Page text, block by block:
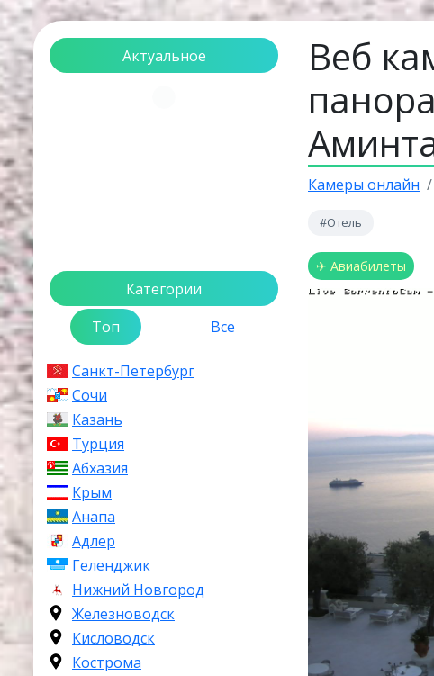
Актуальное
Категории
Топ
Все
Санкт-Петербург
Сочи
Казань
Турция
Абхазия
Крым
Анапа
Адлер
Геленджик
Нижний Новгород
Железноводск
Кисловодск
Кострома
Веб
Камеры онлайн
#Отель
✈ Авиабилеты